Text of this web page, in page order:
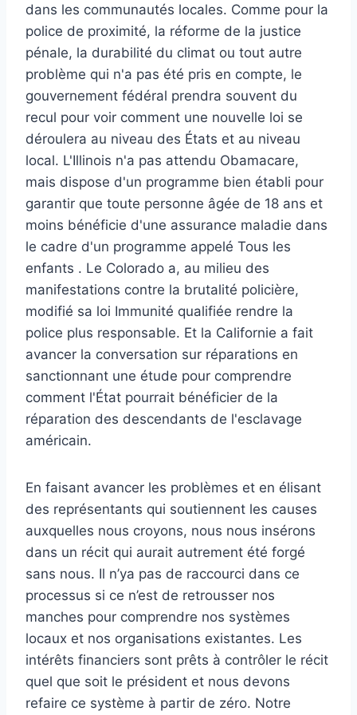
dans les communautés locales. Comme pour la
police de proximité, la réforme de la justice
pénale, la durabilité du climat ou tout autre
problème qui n'a pas été pris en compte, le
gouvernement fédéral prendra souvent du
recul pour voir comment une nouvelle loi se
déroulera au niveau des États et au niveau
local. L'Illinois n'a pas attendu Obamacare,
mais dispose d'un programme bien établi pour
garantir que toute personne âgée de 18 ans et
moins bénéficie d'une assurance maladie dans
le cadre d'un programme appelé Tous les
enfants . Le Colorado a, au milieu des
manifestations contre la brutalité policière,
modifié sa loi Immunité qualifiée rendre la
police plus responsable. Et la Californie a fait
avancer la conversation sur réparations en
sanctionnant une étude pour comprendre
comment l'État pourrait bénéficier de la
réparation des descendants de l'esclavage
américain.
En faisant avancer les problèmes et en élisant
des représentants qui soutiennent les causes
auxquelles nous croyons, nous nous insérons
dans un récit qui aurait autrement été forgé
sans nous. Il n’ya pas de raccourci dans ce
processus si ce n’est de retrousser nos
manches pour comprendre nos systèmes
locaux et nos organisations existantes. Les
intérêts financiers sont prêts à contrôler le récit
quel que soit le président et nous devons
refaire ce système à partir de zéro. Notre